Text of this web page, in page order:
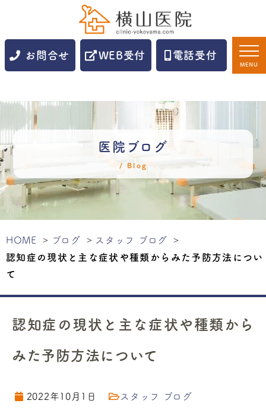
お問合せ WEB受付 電話受付
MENU
医院ブログ
Blog
HOME ブログ
スタッフ ブログ
認知症の現状と主な症状や種類からみた予防方法につい
て
認知症の現状と主な症状や種類から
みた予防方法について
2022年10月1日 スタッフ ブログ